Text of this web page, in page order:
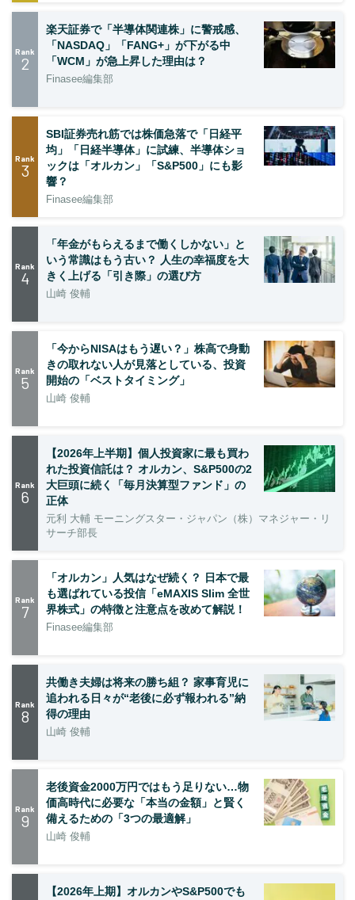
Rank
2
楽天証券で「半導体関連株」に警戒感、
「NASDAQ」「FANG+」が下がる中
「WCM」が急上昇した理由は？
Finasee編集部
Rank
3
SBI証券売れ筋では株価急落で「日経平
均」「日経半導体」に試練、半導体ショ
ックは「オルカン」「S&P500」にも影
響？
Finasee編集部
Rank
4
「年金がもらえるまで働くしかない」と
いう常識はもう古い？ 人生の幸福度を大
きく上げる「引き際」の選び方
山崎 俊輔
Rank
5
「今からNISAはもう遅い？」株高で身動
きの取れない人が見落としている、投資
開始の「ベストタイミング」
山崎 俊輔
Rank
6
【2026年上半期】個人投資家に最も買わ
れた投資信託は？ オルカン、S&P500の2
大巨頭に続く「毎月決算型ファンド」の
正体
元利 大輔 モーニングスター・ジャパン（株）マネジャー・リ
サーチ部長
Rank
7
「オルカン」人気はなぜ続く？ 日本で最
も選ばれている投信「eMAXIS Slim 全世
界株式」の特徴と注意点を改めて解説！
Finasee編集部
Rank
8
共働き夫婦は将来の勝ち組？ 家事育児に
追われる日々が“老後に必ず報われる”納
得の理由
山崎 俊輔
Rank
9
老後資金2000万円ではもう足りない…物
価高時代に必要な「本当の金額」と賢く
備えるための「3つの最適解」
山崎 俊輔
【2026年上期】オルカンやS&P500でも